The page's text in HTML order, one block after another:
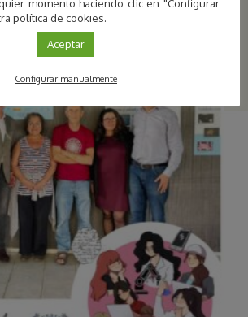
momento haciendo clic en "Configurar
política de cookies.
Aceptar
Configurar manualmente